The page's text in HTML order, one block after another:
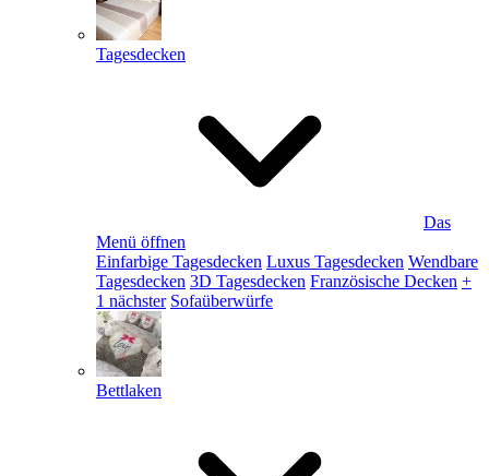
Tagesdecken
Das
Menü öffnen
Einfarbige Tagesdecken Luxus Tagesdecken Wendbare
Tagesdecken 3D Tagesdecken Französische Decken +
1 nächster Sofaüberwürfe
Bettlaken